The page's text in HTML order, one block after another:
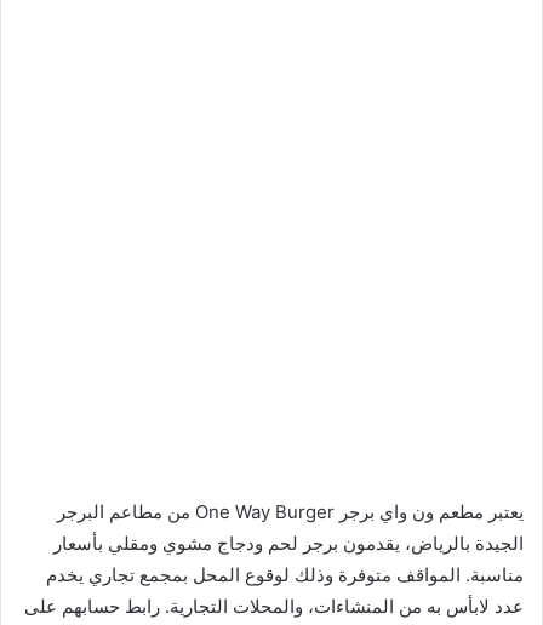
يعتبر مطعم ون واي برجر One Way Burger من مطاعم البرجر
الجيدة بالرياض، يقدمون برجر لحم ودجاج مشوي ومقلي بأسعار
مناسبة. المواقف متوفرة وذلك لوقوع المحل بمجمع تجاري يخدم
عدد لابأس به من المنشاءات، والمحلات التجارية. رابط حسابهم على